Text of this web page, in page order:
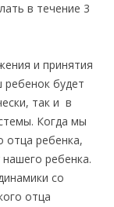
в течение 3
и принятия
ребенок будет
так и в
Когда мы
отца ребенка,
ребенка.
со
отца